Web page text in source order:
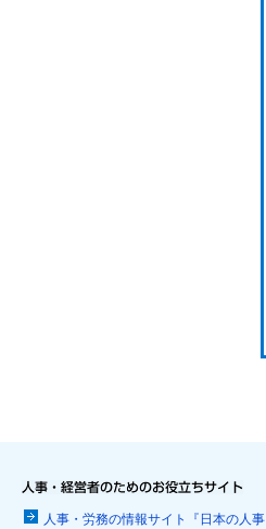
人事・労務の情報サイト『日本の人事